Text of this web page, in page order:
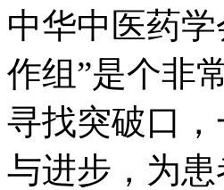
中华中医药
作组”是个非
寻找突破口
与进步，为